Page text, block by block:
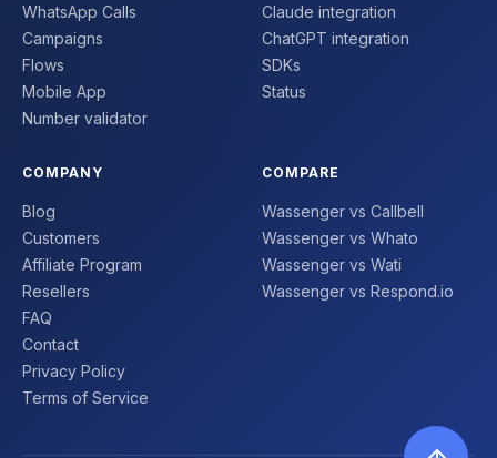
WhatsApp Calls
Campaigns
Flows
Mobile App
Number validator
Claude integration
ChatGPT integration
SDKs
Status
COMPANY
Blog
Customers
Affiliate Program
Resellers
FAQ
Contact
Privacy Policy
Terms of Service
COMPARE
Wassenger vs Callbell
Wassenger vs Whato
Wassenger vs Wati
Wassenger vs Respond.io